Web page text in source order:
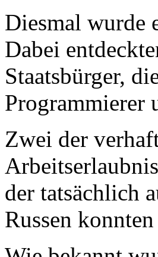
Diesmal wurde
Dabei
Staatsbürger,
Programmierer
Zwei der
der tatsächlich
Russen